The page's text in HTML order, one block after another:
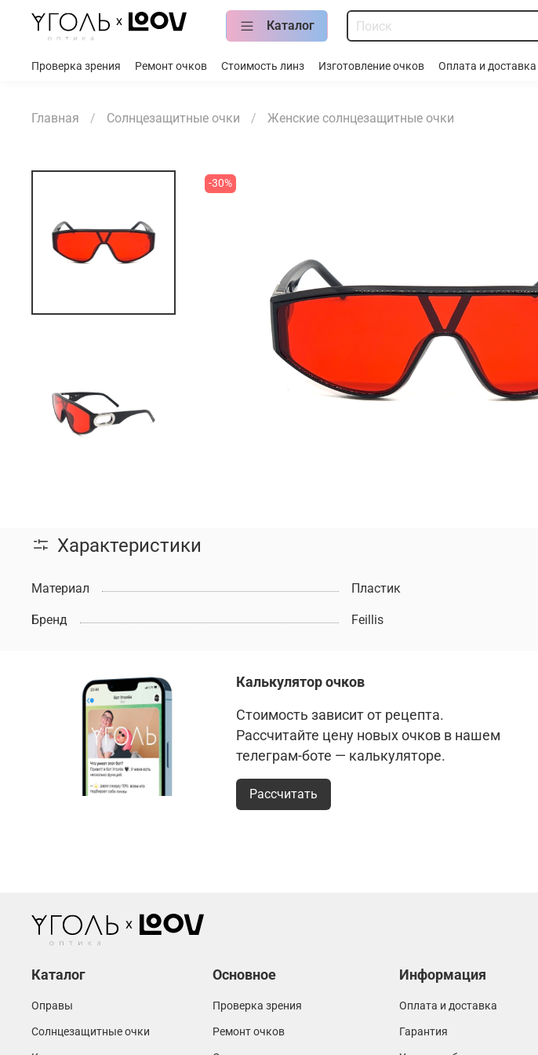
Каталог
Проверка зрения Ремонт очков Стоимость линз Изготовление очков Оплата и доставка
Главная Солнцезащитные очки Женские солнцезащитные очки
-30%
Характеристики
Материал Пластик
Бренд Feillis
Калькулятор очков
Стоимость зависит от рецепта.
Рассчитайте цену новых очков в нашем
телеграм-боте — калькуляторе.
Рассчитать
Каталог
Оправы
Солнцезащитные очки
Основное
Проверка зрения
Ремонт очков
Информация
Оплата и доставка
Гарантия